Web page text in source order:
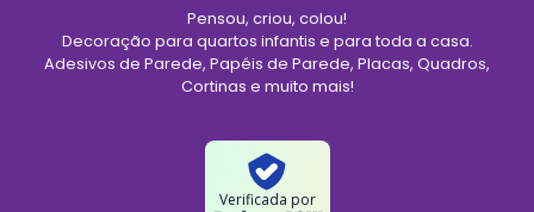
Pensou, criou, colou!
Decoração para quartos infantis e para toda a casa.
Adesivos de Parede, Papéis de Parede, Placas, Quadros,
Cortinas e muito mais!
Verificada por